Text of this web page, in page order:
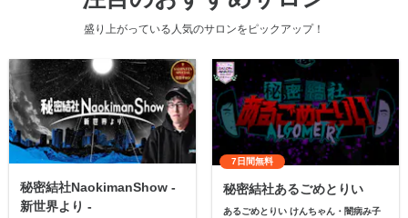
盛り上がっている人気のサロンをピックアップ！
秘密結社NaokimanShow -
新世界より -
7日間無料
秘密結社あるごめとりい
あるごめとりい けんちゃん・闇病み子